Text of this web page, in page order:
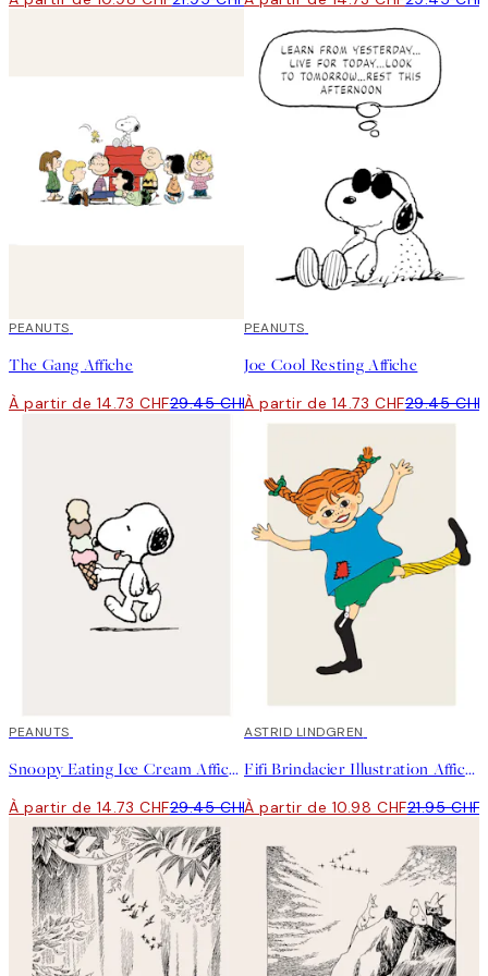
50%*
PEANUTS
The Gang Affiche
À partir de 14.73 CHF29.45 CHF
50%*
PEANUTS
Joe Cool Resting Affiche
À partir de 14.73 CHF29.45 CHF
50%*
PEANUTS
Snoopy Eating Ice Cream Affiche
À partir de 14.73 CHF29.45 CHF
50%*
ASTRID LINDGREN
Fifi Brindacier Illustration Affiche
À partir de 10.98 CHF21.95 CHF